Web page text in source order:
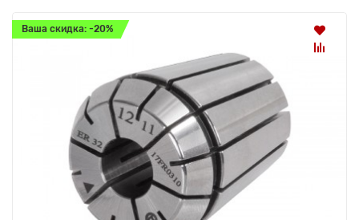
Ваша скидка: -20%